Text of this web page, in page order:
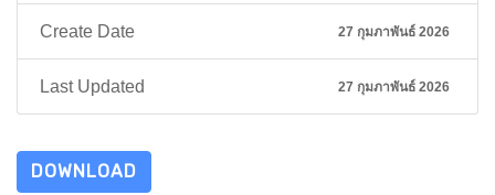
Create Date 27 กุมภาพันธ์ 2026
Last Updated 27 กุมภาพันธ์ 2026
DOWNLOAD